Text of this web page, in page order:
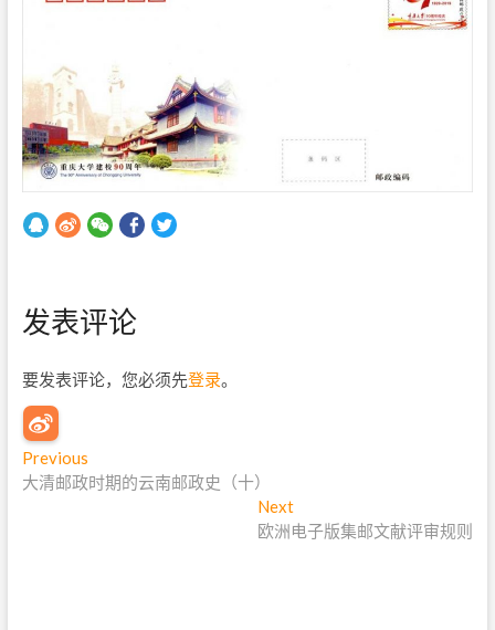
发表评论
要发表评论，您必须先登录。
文
章
Previous
r
大清邮政时期的云南邮政史（十）
Next
e
欧洲电子版集邮文献评审规则